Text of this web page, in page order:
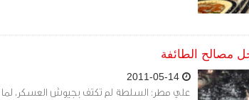
مصالح الطائفة
علي مطر: السلطة لم تكتف بجيوش العسكر، لما